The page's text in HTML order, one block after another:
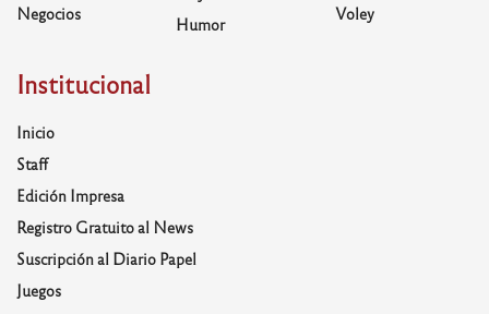
Negocios
Humor
Voley
Institucional
Inicio
Staff
Edición Impresa
Registro Gratuito al News
Suscripción al Diario Papel
Juegos